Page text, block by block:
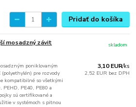
Pridať do košíka
mosadzný závit
poniklovaným
pre rozvody
kompatibilné so všetkými
PEHD, PE40, PE80 a
sú certifikované a
v systémoch s pitnou
3,10 EUR/ks
2,52 EUR bez DPH
skladom